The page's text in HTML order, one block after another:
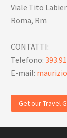
Viale Tito
Roma, Rm
CONTATTI:
Telefono:
E-mail:
Get our Travel